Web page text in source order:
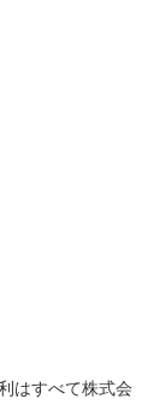
はすべて株式会